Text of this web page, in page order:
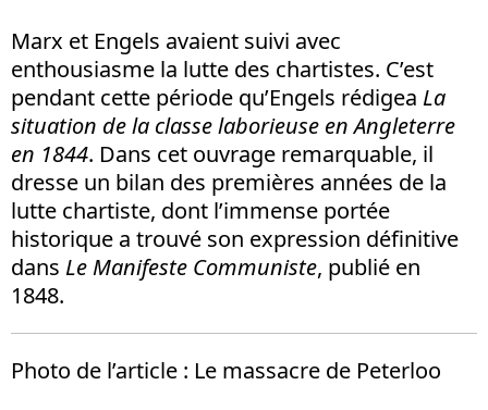
Marx et Engels avaient suivi avec
enthousiasme la lutte des chartistes. C’est
pendant cette période qu’Engels rédigea La
situation de la classe laborieuse en Angleterre
en 1844. Dans cet ouvrage remarquable, il
dresse un bilan des premières années de la
lutte chartiste, dont l’immense portée
historique a trouvé son expression définitive
dans Le Manifeste Communiste, publié en
1848.
Photo de l’article : Le massacre de Peterloo